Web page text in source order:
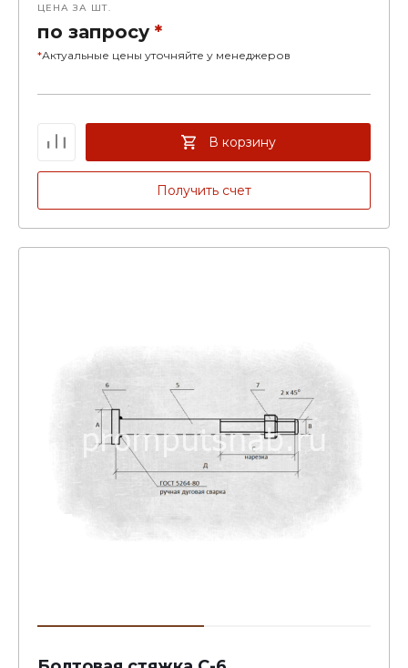
ЦЕНА ЗА ШТ.
по запросу *
*Актуальные цены уточняйте у менеджеров
Получить счет
В корзину